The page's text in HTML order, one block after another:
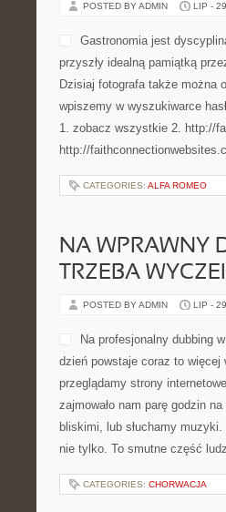
POSTED BY ADMIN LIP -
Gastronomia jest
przyszły idealną pamiątką
Dzisiaj fotografa także można
wpiszemy w wyszukiwarce
1. zobacz wszystkie 2. http://
http://
CATEGORIES: ALFA ROMEO
NA WPRAWNY
TRZEBA
POSTED BY ADMIN LIP -
Na profesjonalny dubbing
dzień powstaje coraz to
przeglądamy strony
zajmowało nam parę godzin
bliskimi, lub słuchamy
nie tylko. To smutne część
CATEGORIES: CHORWACJA